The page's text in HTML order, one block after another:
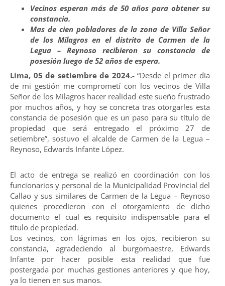
Vecinos esperan más de 50 años para obtener su
constancia.
Mas de cien pobladores de la zona de Villa Señor
de los Milagros en el distrito de Carmen de la
Legua – Reynoso recibieron su constancia de
posesión luego de 52 años de espera.
Lima, 05 de setiembre de 2024.-“Desde el primer día
de mi gestión me comprometí con los vecinos de Villa
Señor de los Milagros hacer realidad este sueño frustrado
por muchos años, y hoy se concreta tras otorgarles esta
constancia de posesión que es un paso para su título de
propiedad que será entregado el próximo 27 de
setiembre”, sostuvo el alcalde de Carmen de la Legua –
Reynoso, Edwards Infante López.
El acto de entrega se realizó en coordinación con los
funcionarios y personal de la Municipalidad Provincial del
Callao y sus similares de Carmen de la Legua – Reynoso
quienes procedieron con el otorgamiento de dicho
documento el cual es requisito indispensable para el
título de propiedad.
Los vecinos, con lágrimas en los ojos, recibieron su
constancia, agradeciendo al burgomaestre, Edwards
Infante por hacer posible esta realidad que fue
postergada por muchas gestiones anteriores y que hoy,
ya lo tienen en sus manos.